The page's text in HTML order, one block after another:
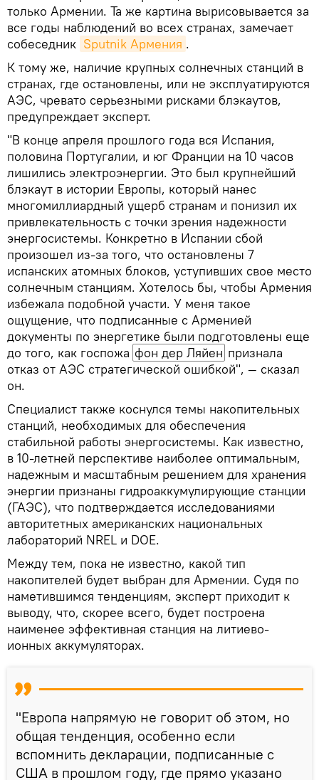
только Армении. Та же картина вырисовывается за
все годы наблюдений во всех странах, замечает
собеседник Sputnik Армения .
К тому же, наличие крупных солнечных станций в
странах, где остановлены, или не эксплуатируются
АЭС, чревато серьезными рисками блэкаутов,
предупреждает эксперт.
"В конце апреля прошлого года вся Испания,
половина Португалии, и юг Франции на 10 часов
лишились электроэнергии. Это был крупнейший
блэкаут в истории Европы, который нанес
многомиллиардный ущерб странам и понизил их
привлекательность с точки зрения надежности
энергосистемы. Конкретно в Испании сбой
произошел из-за того, что остановлены 7
испанских атомных блоков, уступивших свое место
солнечным станциям. Хотелось бы, чтобы Армения
избежала подобной участи. У меня такое
ощущение, что подписанные с Арменией
документы по энергетике были подготовлены еще
до того, как госпожа фон дер Ляйен признала
отказ от АЭС стратегической ошибкой", — сказал
он.
Специалист также коснулся темы накопительных
станций, необходимых для обеспечения
стабильной работы энергосистемы. Как известно,
в 10-летней перспективе наиболее оптимальным,
надежным и масштабным решением для хранения
энергии признаны гидроаккумулирующие станции
(ГАЭС), что подтверждается исследованиями
авторитетных американских национальных
лабораторий NREL и DOE.
Между тем, пока не известно, какой тип
накопителей будет выбран для Армении. Судя по
наметившимся тенденциям, эксперт приходит к
выводу, что, скорее всего, будет построена
наименее эффективная станция на литиево-
ионных аккумуляторах.
"Европа напрямую не говорит об этом, но
общая тенденция, особенно если
вспомнить декларации, подписанные с
США в прошлом году, где прямо указано